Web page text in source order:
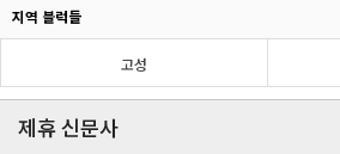
지역 블럭들
고성
제휴 신문사